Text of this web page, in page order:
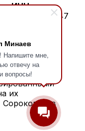
Минаев
Напишите мне,
отвечу на
вопросы!
ИНН:
260603276147
данных
а также
их